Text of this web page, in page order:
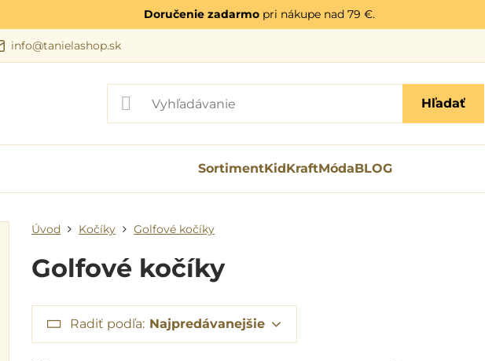
Doručenie zadarmopri nákupe nad 79 €.
info@tanielashop.sk
Hľadať
SortimentKidKraftMódaBLOG
Úvod Kočíky Golfové kočíky
Golfové kočíky
Radiť podľa: Najpredávanejšie